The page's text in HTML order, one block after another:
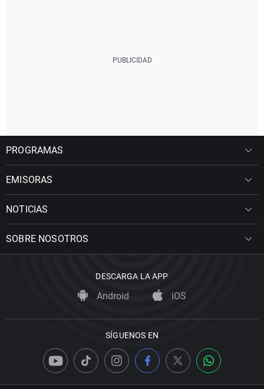
PROGRAMAS
EMISORAS
NOTICIAS
SOBRE NOSOTROS
DESCARGA LA APP
Android iOS
SÍGUENOS EN